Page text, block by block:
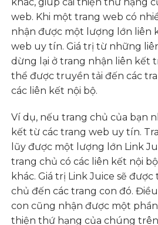
web. Khi một trang web có
nhận được một lượng lớn liên
web uy tín. Giá trị từ những
dừng lại ở trang nhận liên kết
thể được truyền tải đến các
các liên kết nội bộ.
Ví dụ, nếu trang chủ của bạn
kết từ các trang web uy tín.
lũy được một lượng lớn Link
trang chủ có các liên kết nội
khác. Giá trị Link Juice sẽ
chủ đến các trang con đó.
con cũng nhận được một phần
thiện thứ hạng của chúng